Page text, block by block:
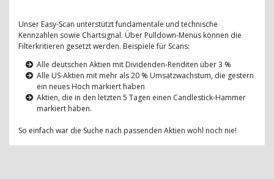
Unser Easy-Scan unterstützt fundamentale und technische
Kennzahlen sowie Chartsignal. Über Pulldown-Menüs können die
Filterkritieren gesetzt werden. Beispiele für Scans:
Alle deutschen Aktien mit Dividenden-Renditen über 3 %
Alle US-Aktien mit mehr als 20 % Umsatzwachstum, die gestern
ein neues Hoch markiert haben
Aktien, die in den letzten 5 Tagen einen Candlestick-Hammer
markiert haben.
So einfach war die Suche nach passenden Aktien wohl noch nie!